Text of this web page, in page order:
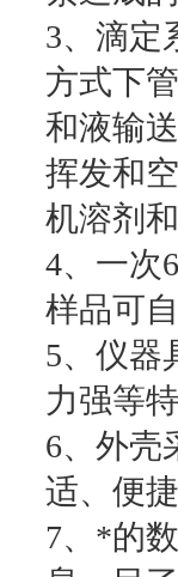
3、滴定
方式下
和液输
挥发和
机溶剂
4、一次
样品可
5、仪器
力强等
6、外壳
适、便捷
7、*的